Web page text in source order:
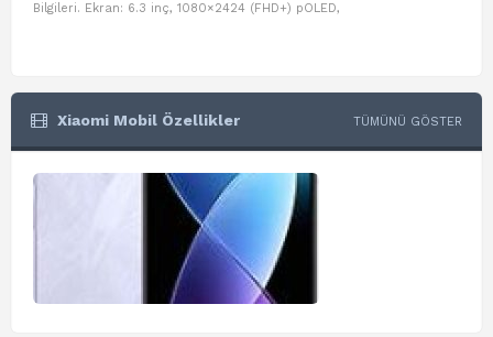
Bilgileri. Ekran: 6.3 inç, 1080×2424 (FHD+) pOLED,
Xiaomi Mobil Özellikler TÜMÜNÜ GÖSTER